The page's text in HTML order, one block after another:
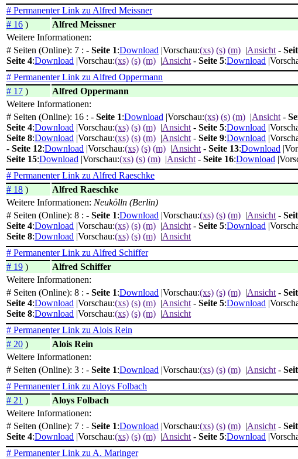
# Permanenter Link zu Alfred Meissner
# 16 ) Alfred Meissner
Weitere Informationen:
# Seiten (Online): 7 : - Seite 1:Download |Vorschau:(xs) (s) (m) |Ansicht -
Seite 4:Download |Vorschau:(xs) (s) (m) |Ansicht - Seite 5:Download
# Permanenter Link zu Alfred Oppermann
# 17 ) Alfred Oppermann
Weitere Informationen:
# Seiten (Online): 16 : - Seite 1:Download |Vorschau:(xs) (s) (m) |Ansicht -
Seite 4:Download |Vorschau:(xs) (s) (m) |Ansicht - Seite 5:Download
Seite 8:Download |Vorschau:(xs) (s) (m) |Ansicht - Seite 9:Download
- Seite 12:Download |Vorschau:(xs) (s) (m) |Ansicht - Seite 13:Download
Seite 15:Download |Vorschau:(xs) (s) (m) |Ansicht - Seite 16:Download
# Permanenter Link zu Alfred Raeschke
# 18 ) Alfred Raeschke
Weitere Informationen: Neukölln (Berlin)
# Seiten (Online): 8 : - Seite 1:Download |Vorschau:(xs) (s) (m) |Ansicht -
Seite 4:Download |Vorschau:(xs) (s) (m) |Ansicht - Seite 5:Download
Seite 8:Download |Vorschau:(xs) (s) (m) |Ansicht
# Permanenter Link zu Alfred Schiffer
# 19 ) Alfred Schiffer
Weitere Informationen:
# Seiten (Online): 8 : - Seite 1:Download |Vorschau:(xs) (s) (m) |Ansicht -
Seite 4:Download |Vorschau:(xs) (s) (m) |Ansicht - Seite 5:Download
Seite 8:Download |Vorschau:(xs) (s) (m) |Ansicht
# Permanenter Link zu Alois Rein
# 20 ) Alois Rein
Weitere Informationen:
# Seiten (Online): 3 : - Seite 1:Download |Vorschau:(xs) (s) (m) |Ansicht -
# Permanenter Link zu Aloys Folbach
# 21 ) Aloys Folbach
Weitere Informationen:
# Seiten (Online): 7 : - Seite 1:Download |Vorschau:(xs) (s) (m) |Ansicht -
Seite 4:Download |Vorschau:(xs) (s) (m) |Ansicht - Seite 5:Download
# Permanenter Link zu A. Maringer